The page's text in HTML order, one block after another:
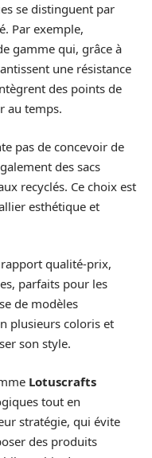
se distinguent par
Par exemple,
gamme qui, grâce à
une résistance
des points de
au temps.
pas de concevoir de
des sacs
recyclés. Ce choix est
esthétique et
qualité-prix,
parfaits pour les
de modèles
plusieurs coloris et
son style.
Lotuscrafts
tout en
stratégie, qui évite
des produits